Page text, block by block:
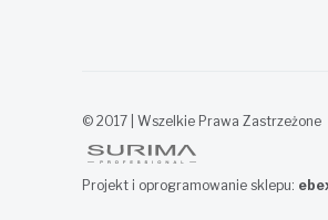
© 2017 | Wszelkie Prawa Zastrzeżone
Projekt i oprogramowanie sklepu: